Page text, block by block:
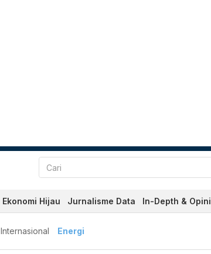
Ekonomi Hijau Jurnalisme Data In-Depth & Opini
Internasional Energi